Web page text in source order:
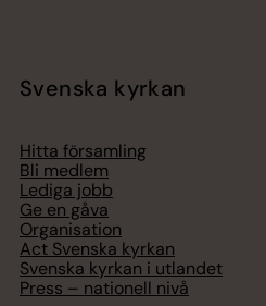
Svenska kyrkan
Hitta församling
Bli medlem
Lediga jobb
Ge en gåva
Organisation
Act Svenska kyrkan
Svenska kyrkan i utlandet
Press – nationell nivå